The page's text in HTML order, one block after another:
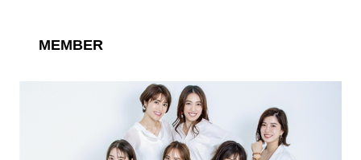
MEMBER